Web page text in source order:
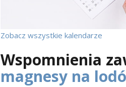
Zobacz wszystkie kalendarze
Wspomnienia
magnesy na